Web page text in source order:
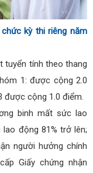
kỳ thi riêng năm
tuyển tính theo thang
1: được cộng 2.0
được cộng 1.0 điểm.
binh mất sức lao
động 81% trở lên;
người hưởng chính
Giấy chứng nhận